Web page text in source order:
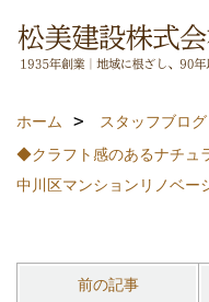
ホーム
スタッフブログ
◆クラフト感のあるナチュ
中川区マンションリノベー
前の記事